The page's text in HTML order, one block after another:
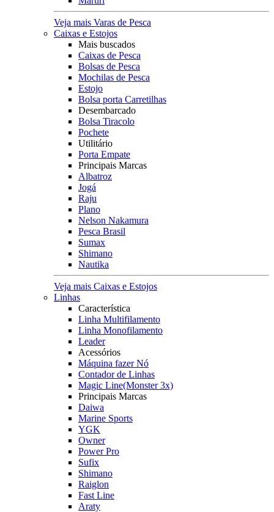
Veja mais Varas de Pesca
Caixas e Estojos
Mais buscados
Caixas de Pesca
Bolsas de Pesca
Mochilas de Pesca
Estojo
Bolsa porta Carretilhas
Desembarcado
Bolsa Tiracolo
Pochete
Utilitário
Porta Empate
Principais Marcas
Albatroz
Jogá
Raju
Plano
Nelson Nakamura
Pesca Brasil
Sumax
Shimano
Nautika
Veja mais Caixas e Estojos
Linhas
Característica
Linha Multifilamento
Linha Monofilamento
Leader
Acessórios
Máquina fazer Nó
Contador de Linhas
Magic Line(Monster 3x)
Principais Marcas
Daiwa
Marine Sports
YGK
Owner
Power Pro
Sufix
Shimano
Raiglon
Fast Line
Araty